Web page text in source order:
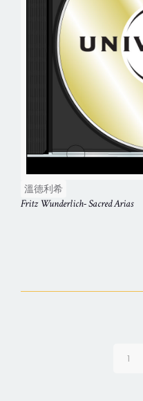
溫德利希
Fritz Wunderlich- Sacred Arias
1